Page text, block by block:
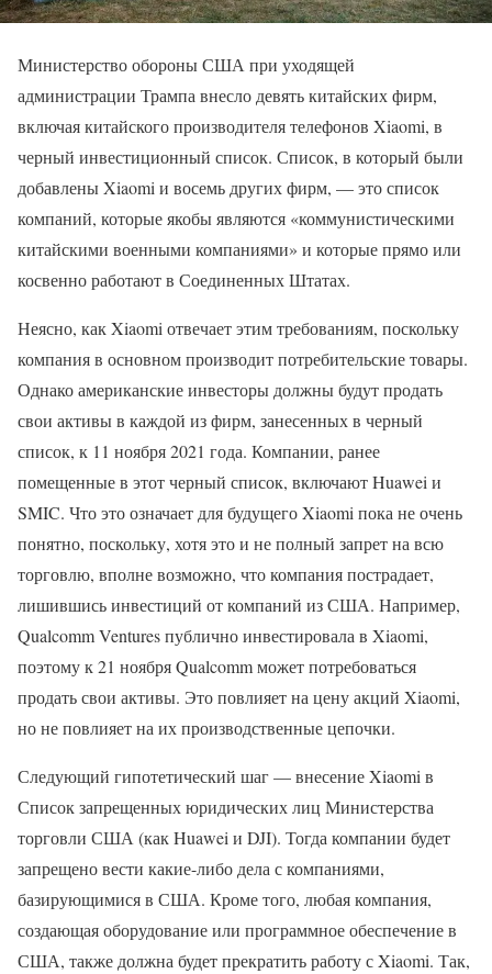
Министерство обороны США при уходящей
администрации Трампа внесло девять китайских фирм,
включая китайского производителя телефонов Xiaomi, в
черный инвестиционный список. Список, в который были
добавлены Xiaomi и восемь других фирм, — это список
компаний, которые якобы являются «коммунистическими
китайскими военными компаниями» и которые прямо или
косвенно работают в Соединенных Штатах.
Неясно, как Xiaomi отвечает этим требованиям, поскольку
компания в основном производит потребительские товары.
Однако американские инвесторы должны будут продать
свои активы в каждой из фирм, занесенных в черный
список, к 11 ноября 2021 года. Компании, ранее
помещенные в этот черный список, включают Huawei и
SMIC. Что это означает для будущего Xiaomi пока не очень
понятно, поскольку, хотя это и не полный запрет на всю
торговлю, вполне возможно, что компания пострадает,
лишившись инвестиций от компаний из США. Например,
Qualcomm Ventures публично инвестировала в Xiaomi,
поэтому к 21 ноября Qualcomm может потребоваться
продать свои активы. Это повлияет на цену акций Xiaomi,
но не повлияет на их производственные цепочки.
Следующий гипотетический шаг — внесение Xiaomi в
Список запрещенных юридических лиц Министерства
торговли США (как Huawei и DJI). Тогда компании будет
запрещено вести какие-либо дела с компаниями,
базирующимися в США. Кроме того, любая компания,
создающая оборудование или программное обеспечение в
США, также должна будет прекратить работу с Xiaomi. Так,